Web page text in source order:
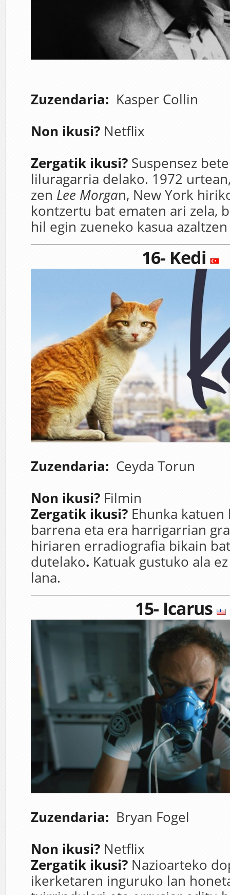
Zuzendaria: Kasper Collin
Non ikusi? Netflix
Zergatik ikusi? Suspensez
liluragarria delako. 1972
zen Lee Morgan, New York
kontzertu bat ematen ari zela,
hil egin zueneko kasua
16- Kedi
Zuzendaria: Ceyda Torun
Non ikusi? Filmin
Zergatik ikusi? Ehunka
barrena eta era harrigarrian
hiriaren erradiografia bikain
dutelako. Katuak gustuko ala
lana.
15- Icarus
Zuzendaria: Bryan Fogel
Non ikusi? Netflix
Zergatik ikusi? Nazioarteko
ikerketaren inguruko lan